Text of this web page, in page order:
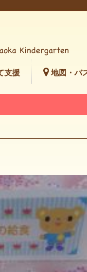
支援 地図・バ